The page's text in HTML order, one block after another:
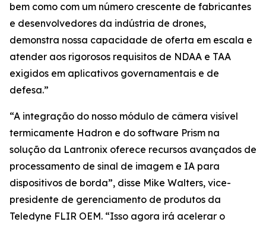
bem como com um número crescente de fabricantes
e desenvolvedores da indústria de drones,
demonstra nossa capacidade de oferta em escala e
atender aos rigorosos requisitos de NDAA e TAA
exigidos em aplicativos governamentais e de
defesa.”
“A integração do nosso módulo de câmera visível
termicamente Hadron e do software Prism na
solução da Lantronix oferece recursos avançados de
processamento de sinal de imagem e IA para
dispositivos de borda”, disse Mike Walters, vice-
presidente de gerenciamento de produtos da
Teledyne FLIR OEM. “Isso agora irá acelerar o